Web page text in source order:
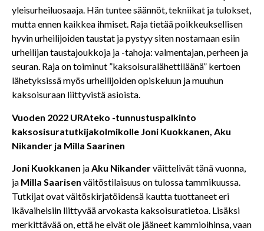
yleisurheiluosaaja. Hän tuntee säännöt, tekniikat ja tulokset,
mutta ennen kaikkea ihmiset. Raja tietää poikkeuksellisen
hyvin urheilijoiden taustat ja pystyy siten nostamaan esiin
urheilijan taustajoukkoja ja -tahoja: valmentajan, perheen ja
seuran. Raja on toiminut ”kaksoisuralähettiläänä” kertoen
lähetyksissä myös urheilijoiden opiskeluun ja muuhun
kaksoisuraan liittyvistä asioista.
Vuoden 2022 URAteko -tunnustuspalkinto
kaksosisuratutkijakolmikolle Joni Kuokkanen, Aku
Nikander ja Milla Saarinen
Joni Kuokkanen jaAku Nikanderväittelivät tänä vuonna,
ja Milla Saarisen väitöstilaisuus on tulossa tammikuussa.
Tutkijat ovat väitöskirjatöidensä kautta tuottaneet eri
ikävaiheisiin liittyvää arvokasta kaksoisuratietoa. Lisäksi
merkittävää on, että he eivät ole jääneet kammioihinsa, vaan